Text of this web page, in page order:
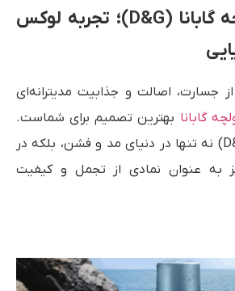
خرید عطر دولچه گابانا (D&G)؛ تجربه لوکس
از جسارت، اصالت و جذابیت مدیترانه‌ای
گابانا بهترین تصمیم برای شماست.
برند دولچه گابانا (D&G) نه تنها در دنیای مد و فشن، بلکه در
به عنوان نمادی از تجمل و کیفیت